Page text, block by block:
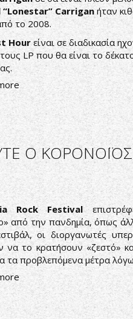
“Lonestar” Carriganήταν
το 2008.
Hourείναι σε διαδικασία
LP που θα είναι το
Ο
Rock Festival
από την πανδημία, όπως
οι διοργανωτές
να το κρατήσουν «ζεστό»
τα προβλεπόμενα μέτρα